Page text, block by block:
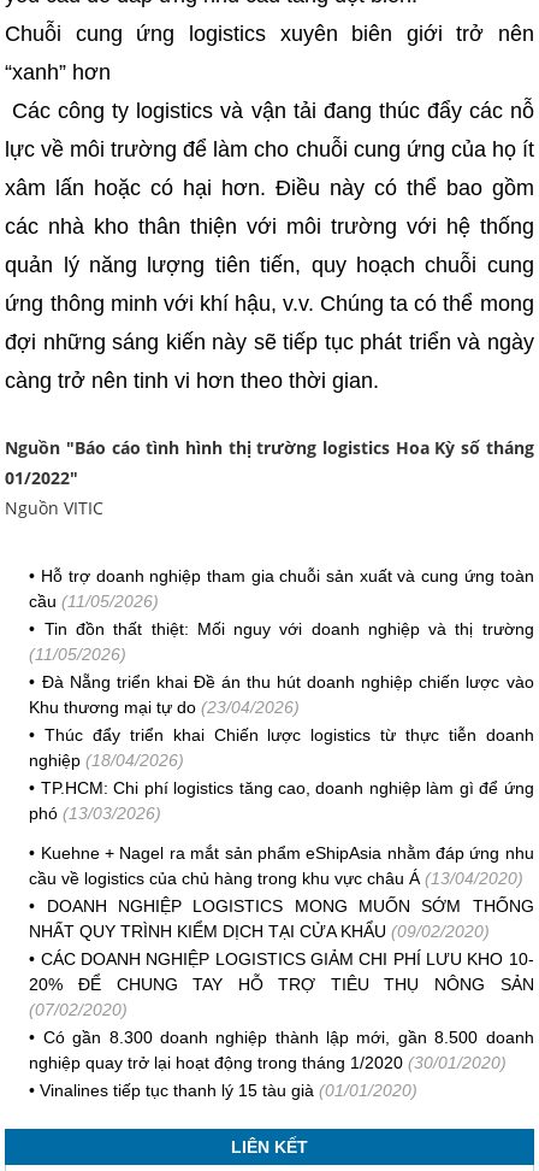
Chuỗi cung ứng logistics xuyên biên giới trở nên
“xanh” hơn
Các công ty logistics và vận tải đang thúc đẩy các nỗ
lực về môi trường để làm cho chuỗi cung ứng của họ ít
xâm lấn hoặc có hại hơn. Điều này có thể bao gồm
các nhà kho thân thiện với môi trường với hệ thống
quản lý năng lượng tiên tiến, quy hoạch chuỗi cung
ứng thông minh với khí hậu, v.v. Chúng ta có thể mong
đợi những sáng kiến này sẽ tiếp tục phát triển và ngày
càng trở nên tinh vi hơn theo thời gian.
Nguồn "Báo cáo tình hình thị trường logistics Hoa Kỳ số tháng
01/2022"
Nguồn VITIC
• Hỗ trợ doanh nghiệp tham gia chuỗi sản xuất và cung ứng toàn
cầu (11/05/2026)
• Tin đồn thất thiệt: Mối nguy với doanh nghiệp và thị trường
(11/05/2026)
• Đà Nẵng triển khai Đề án thu hút doanh nghiệp chiến lược vào
Khu thương mại tự do (23/04/2026)
•Thúc đẩy triển khai Chiến lược logistics từ thực tiễn doanh
nghiệp (18/04/2026)
• TP.HCM: Chi phí logistics tăng cao, doanh nghiệp làm gì để ứng
phó (13/03/2026)
• Kuehne + Nagel ra mắt sản phẩm eShipAsia nhằm đáp ứng nhu
cầu về logistics của chủ hàng trong khu vực châu Á (13/04/2020)
• DOANH NGHIỆP LOGISTICS MONG MUỐN SỚM THỐNG
NHẤT QUY TRÌNH KIỂM DỊCH TẠI CỬA KHẨU (09/02/2020)
• CÁC DOANH NGHIỆP LOGISTICS GIẢM CHI PHÍ LƯU KHO 10-
20% ĐỂ CHUNG TAY HỖ TRỢ TIÊU THỤ NÔNG SẢN
(07/02/2020)
• Có gần 8.300 doanh nghiệp thành lập mới, gần 8.500 doanh
nghiệp quay trở lại hoạt động trong tháng 1/2020 (30/01/2020)
•Vinalines tiếp tục thanh lý 15 tàu già (01/01/2020)
LIÊN KẾT